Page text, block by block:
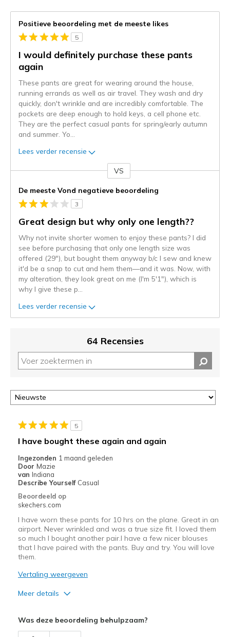
Positieve beoordeling met de meeste likes
5
I would definitely purchase these pants
again
These pants are great for wearing around the house,
running errands as well as air travel. They wash and dry
quickly, don't wrinkle and are incredibly comfortable. The
pockets are deep enough to hold keys, a cell phone etc.
They are the perfect casual pants for spring/early autumn
and summer. Yo
Lees verder recensie
content
wordt
momenteel
gemigreerd
niejee
page_id.
kunt
status
van
deze
of
door
href="javascript:location.href=location.pathname;">hier</a>
page
met
de
migratiegeschiedenis
de
bezoeken.
VS
De meeste Vond negatieve beoordeling
3
Great design but why only one length??
Why not invite shorter women to enjoy these pants? I did
see before purchasing that only one length size was
offered (29"), but bought them anyway b/c I sew and knew
it'd be a snap to cut and hem them—and it was. Now, with
my alteration, they look great on me (I'm 5'1"), which is
why I give these p
Lees verder recensie
64 Recensies
5
I have bought these again and again
Ingezonden 1 maand geleden
Door Mazie
van Indiana
Describe Yourself Casual
Beoordeeld op
skechers.com
I have worn these pants for 10 hrs on the plane. Great in an
airport. Never wrinkled and was a true size fit. I loved them
so much I bought another pair.I have a few nicer blouses
that I have paired with the pants. Buy and try. You will love
them.
Vertaling weergeven
Meer details
Was deze beoordeling behulpzaam?